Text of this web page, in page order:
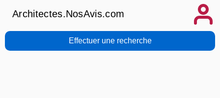
Architectes.NosAvis.com
Effectuer une recherche